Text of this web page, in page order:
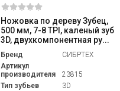
Ножовка по дереву Зубец,
500 мм, 7-8 TPI, каленый зуб
3D, двухкомпонентная ру...
Бренд
СИБРТЕХ
Артикул
производителя
23815
Тип зубьев
3D